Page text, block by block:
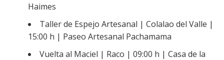
Haimes
Taller de Espejo Artesanal | Colalao del Valle |
15:00 h | Paseo Artesanal Pachamama
Vuelta al Maciel | Raco | 09:00 h | Casa de la